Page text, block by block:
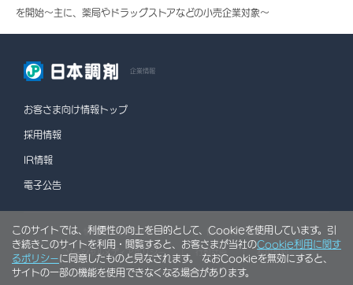
を開始～主に、薬局やドラッグストアなどの小売企業対象～
企業情報
お客さま向け情報トップ
採用情報
IR情報
電子公告
情報セキュリティポリシー 個人情報保護方針
ソーシャルメディアポリシー 行動計画 利用規約
サイトマップ
このサイトでは、利便性の向上を目的として、Cookieを使用しています。引
き続きこのサイトを利用・閲覧すると、お客さまが当社のCookie利用に関す
るポリシーに同意したものと見なされます。 なおCookieを無効にすると、
サイトの一部の機能を使用できなくなる場合があります。